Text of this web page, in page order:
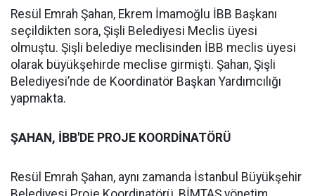
Resül Emrah Şahan, Ekrem İmamoğlu İBB Başkanı
seçildikten sora, Şişli Belediyesi Meclis üyesi
olmuştu. Şişli belediye meclisinden İBB meclis üyesi
olarak büyükşehirde meclise girmişti. Şahan, Şişli
Belediyesi’nde de Koordinatör Başkan Yardımcılığı
yapmakta.
ŞAHAN, İBB'DE PROJE KOORDİNATÖRÜ
Resül Emrah Şahan, aynı zamanda İstanbul Büyükşehir